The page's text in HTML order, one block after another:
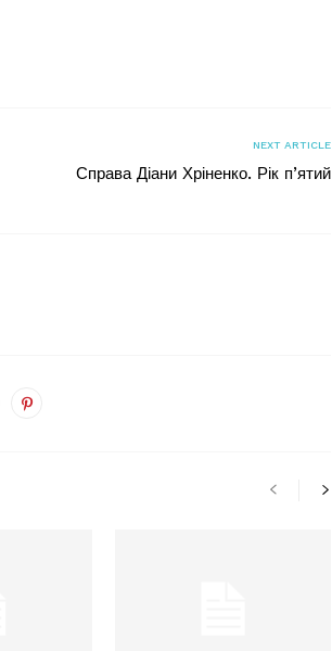
NEXT ARTICLE
Справа Діани Хріненко. Рік п’ятий